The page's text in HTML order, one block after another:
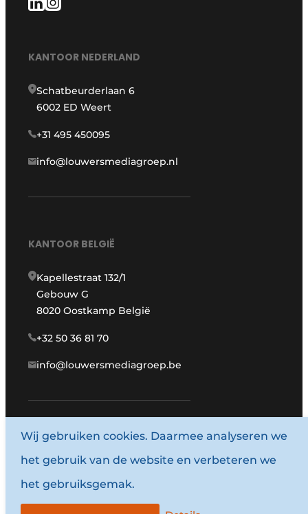
KANTOOR NEDERLAND
Schatbeurderlaan 6
6002 ED Weert
+31 495 450095
info@louwersmediagroep.nl
KANTOOR BELGIË
Kapellestraat 132/1
Gebouw G
8020 Oostkamp België
+32 50 36 81 70
info@louwersmediagroep.be
www.louwersmediagroep.com
© 1987 - 2026 Louwersmediagroep.
Algemene voorwaarden
Wij gebruiken cookies. Daarmee analyseren we
het gebruik van de website en verbeteren we
het gebruiksgemak.